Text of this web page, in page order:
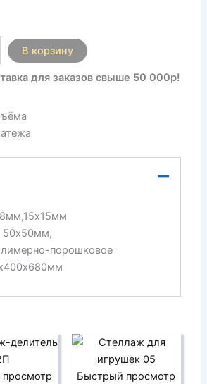
В корзину
для заказов свыше 50 000р!
50х50мм,
порошковое
Быстрый просмотр